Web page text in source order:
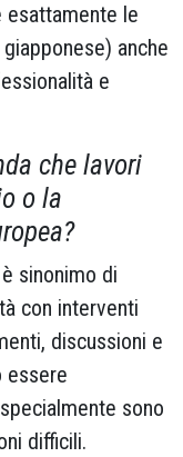
esattamente le
anche
e
che lavori
o la
sinonimo di
con interventi
discussioni e
essere
sono
difficili.